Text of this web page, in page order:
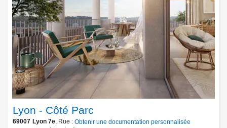
Lyon - Côté Parc
69007 Lyon 7e, Rue : Obtenir une documentation personnalisée